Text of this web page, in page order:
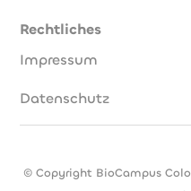
Rechtliches
Impressum
Datenschutz
© Copyright BioCampus